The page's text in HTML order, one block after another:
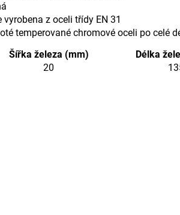
z oceli třídy EN 31
temperované chromové oceli po celé
Šířka železa (mm) Délka
20